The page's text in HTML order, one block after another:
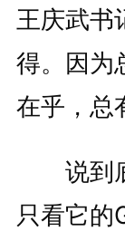
王庆武书
得。因为
在乎，总
说到底
只看它的